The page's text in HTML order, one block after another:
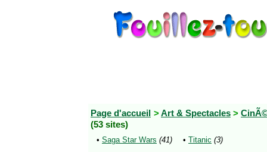
Page d'accueil >Art & Spectacles >
(53 sites)
• Saga Star Wars (41) • Titanic (3)